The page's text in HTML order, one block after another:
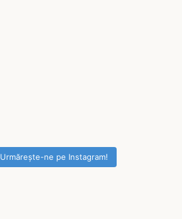
Urmărește-ne pe Instagram!